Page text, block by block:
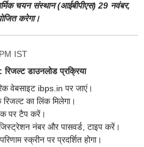
चयन संस्थान (आईबीपीएस) 29 नवंबर,
करेगा।
IST
डाउनलोड प्रक्रिया
वेबसाइट ibps.in पर जाएं।
का लिंक मिलेगा।
पर टैप करें।
नंबर और पासवर्ड, टाइप करें।
स्क्रीन पर प्रदर्शित होगा।